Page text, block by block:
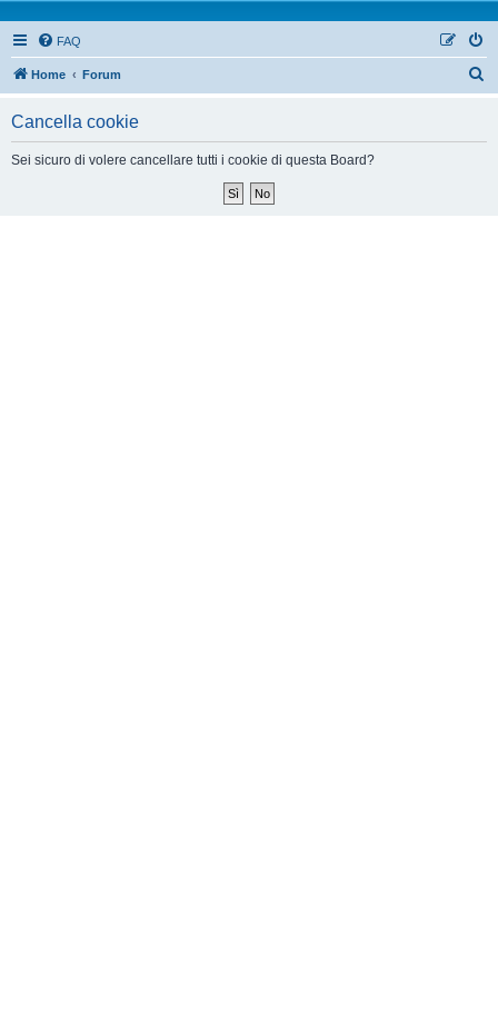
FAQ
Home Forum
Cancella cookie
Sei sicuro di volere cancellare tutti i cookie di questa Board?